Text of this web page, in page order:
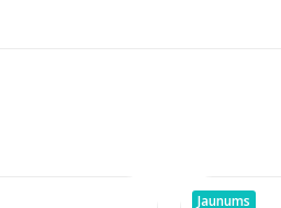
Jaunums